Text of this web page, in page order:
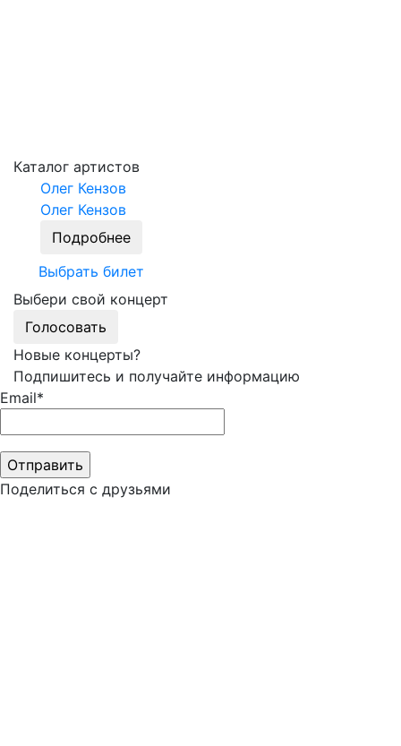
Каталог артистов
Олег Кензов
Олег Кензов
Подробнее
Выбрать билет
Выбери свой концерт
Голосовать
Новые концерты?
Подпишитесь и получайте информацию
Email*
Поделиться с друзьями